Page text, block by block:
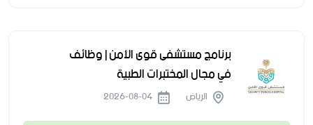
برنامج مستشفى قوى الأمن | وظائف
في مجال المختبرات الطبية
الرياض